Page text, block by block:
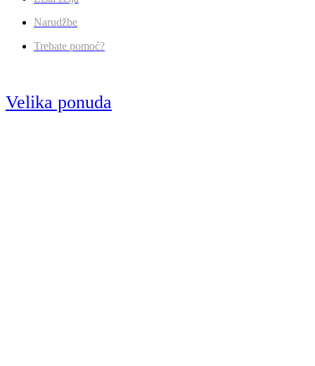
Narudžbe
Trebate pomoć?
Velika ponuda